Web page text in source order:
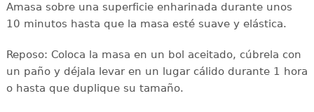
Amasa sobre una superficie enharinada durante unos
10 minutos hasta que la masa esté suave y elástica.
Reposo: Coloca la masa en un bol aceitado, cúbrela con
un paño y déjala levar en un lugar cálido durante 1 hora
o hasta que duplique su tamaño.